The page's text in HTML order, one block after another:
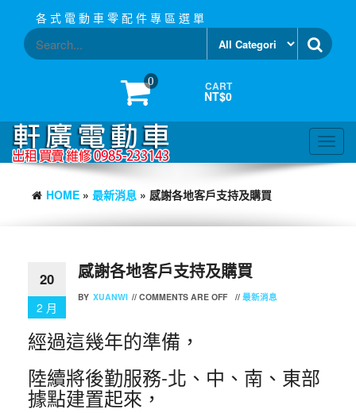
content
各 式 電 動 車 零 配 件 專 區 選 單
0 CART
NT$0
HOME » 最新消息 » 感謝各地客戶支持及購買
20
2 月
感謝各地客戶支持及購買
BY XUANWI // COMMENTS ARE OFF // 最新消息
經過這幾年的準備，
陸續將後勤服務-北、中、南、東部
據點建置起來，